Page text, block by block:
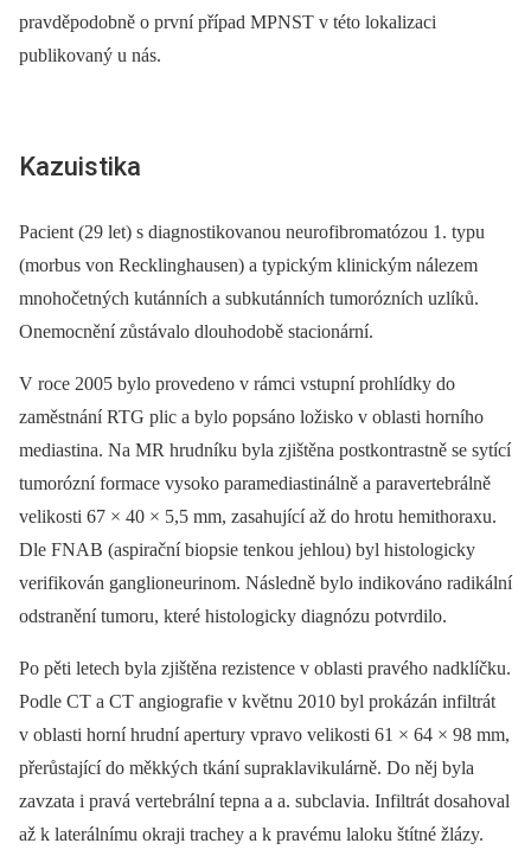
pravděpodobně o první případ MPNST v této lokalizaci
publikovaný u nás.
Kazuistika
Pacient (29 let) s dia­gnostikovanou neurofibromatózou 1. typu
(morbus von Recklinghausen) a typickým klinickým nálezem
mnohočetných kutánních a subkutánních tumorózních uzlíků.
Onemocnění zůstávalo dlouhodobě stacionární.
V roce 2005 bylo provedeno v rámci vstupní prohlídky do
zaměstnání RTG plic a bylo popsáno ložisko v oblasti horního
mediastina. Na MR hrudníku byla zjištěna postkontrastně se sytící
tumorózní formace vysoko paramediastinálně a paravertebrálně
velikosti 67 × 40 × 5,5 mm, zasahující až do hrotu hemithoraxu.
Dle FNAB (aspirační bio­psie tenkou jehlou) byl histologicky
verifikován ganglioneurinom. Následně bylo indikováno radikální
odstranění tumoru, které histologicky dia­gnózu potvrdilo.
Po pěti letech byla zjištěna rezistence v oblasti pravého nadklíčku.
Podle CT a CT angiografie v květnu 2010 byl prokázán infiltrát
v oblasti horní hrudní apertury vpravo velikosti 61 × 64 × 98 mm,
přerůstající do měkkých tkání supraklavikulárně. Do něj byla
zavzata i pravá vertebrální tepna a a. subclavia. Infiltrát dosahoval
až k laterálnímu okraji trachey a k pravému laloku štítné žlázy.